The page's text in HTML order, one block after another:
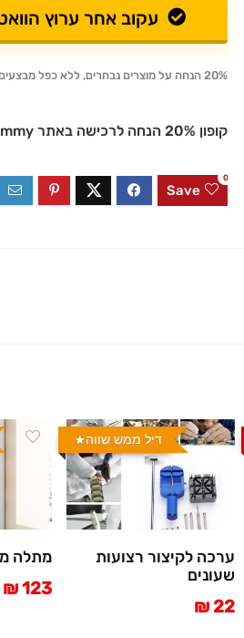
עקוב אחר ערוץ
20% הנחה על מוצרים נבחרים, ללא כפל מבצעים
קופון 20% הנחה לרכישה באתר BunnyTummy!
Save
0
דיל ממש שווה
ערכה לקיצור רצועות
שעונים
22 ₪
מתלה
123 ₪